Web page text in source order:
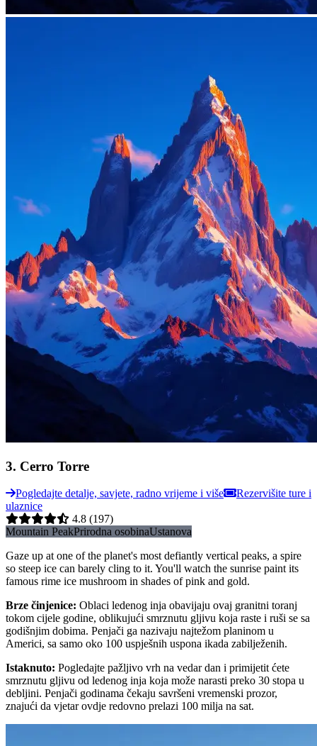
3. Cerro Torre
Pogledajte detalje, savjete, radno vrijeme i više
Rezervišite ture i
ulaznice
4.8 (197)
Mountain PeakPrirodna osobinaUstanova
Gaze up at one of the planet's most defiantly vertical peaks, a spire
so steep ice can barely cling to it. You'll watch the sunrise paint its
famous rime ice mushroom in shades of pink and gold.
Brze činjenice: Oblaci ledenog inja obavijaju ovaj granitni toranj
tokom cijele godine, oblikujući smrznutu gljivu koja raste i ruši se sa
godišnjim dobima. Penjači ga nazivaju najtežom planinom u
Americi, sa samo oko 100 uspješnih uspona ikada zabilježenih.
Istaknuto: Pogledajte pažljivo vrh na vedar dan i primijetit ćete
smrznutu gljivu od ledenog inja koja može narasti preko 30 stopa u
debljini. Penjači godinama čekaju savršeni vremenski prozor,
znajući da vjetar ovdje redovno prelazi 100 milja na sat.